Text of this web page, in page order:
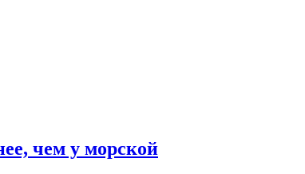
чем у морской